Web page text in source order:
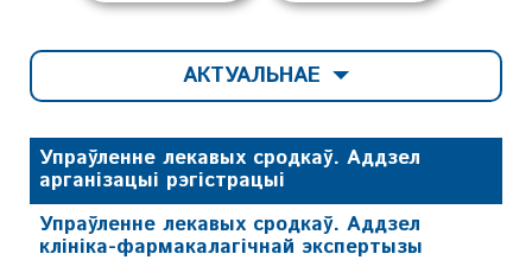
Упраўленне лекавых сродкаў. Аддзел
арганізацыі рэгістрацыі
Упраўленне лекавых сродкаў. Аддзел
клініка-фармакалагічнай экспертызы
АКТУАЛЬНАЕ